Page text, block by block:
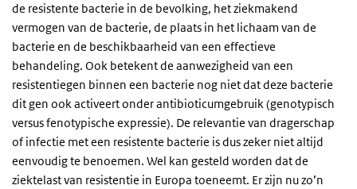
de resistente bacterie in de bevolking, het ziekmakend
vermogen van de bacterie, de plaats in het lichaam van de
bacterie en de beschikbaarheid van een effectieve
behandeling. Ook betekent de aanwezigheid van een
resistentiegen binnen een bacterie nog niet dat deze bacterie
dit gen ook activeert onder antibioticumgebruik (genotypisch
versus fenotypische expressie). De relevantie van dragerschap
of infectie met een resistente bacterie is dus zeker niet altijd
eenvoudig te benoemen. Wel kan gesteld worden dat de
ziektelast van resistentie in Europa toeneemt. Er zijn nu zo’n